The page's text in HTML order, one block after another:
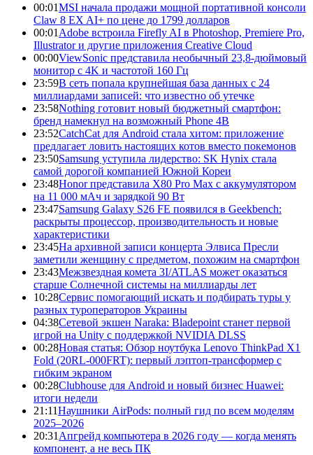
00:01MSI начала продажи мощной портативной консоли
Claw 8 EX AI+ по цене до 1799 долларов
00:01 Adobe встроила Firefly AI в Photoshop, Premiere Pro,
Illustrator и другие приложения Creative Cloud
00:00ViewSonic представила необычный 23,8-дюймовый
монитор с 4K и частотой 160 Гц
23:59В сеть попала крупнейшая база данных с 24
миллиардами записей: что известно об утечке
23:58Nothing готовит новый бюджетный смартфон:
бренд намекнул на возможный Phone 4B
23:52CatchCat для Android стала хитом: приложение
предлагает ловить настоящих котов вместо покемонов
23:50Samsung уступила лидерство: SK Hynix стала
самой дорогой компанией Южной Кореи
23:48Honor представила X80 Pro Max с аккумулятором
на 11 000 мАч и зарядкой 90 Вт
23:47Samsung Galaxy S26 FE появился в Geekbench:
раскрыты процессор, производительность и новые
характеристики
23:45На архивной записи концерта Элвиса Пресли
заметили женщину с предметом, похожим на смартфон
23:43Межзвездная комета 3I/ATLAS может оказаться
старше Солнечной системы на миллиарды лет
10:28Сервис помогающий искать и подбирать туры у
разных туроператоров Украины
04:38Сетевой экшен Naraka: Bladepoint станет первой
игрой на Unity с поддержкой NVIDIA DLSS
00:28Новая статья: Обзор ноутбука Lenovo ThinkPad X1
Fold (20RL-000FRT): первый лэптоп-трансформер с
гибким экраном
00:28Clubhouse для Android и новый бизнес Huawei:
итоги недели
21:11Наушники AirPods: полный гид по всем моделям
2025–2026
20:31 Апгрейд компьютера в 2026 году — когда менять
компонент, а не весь ПК